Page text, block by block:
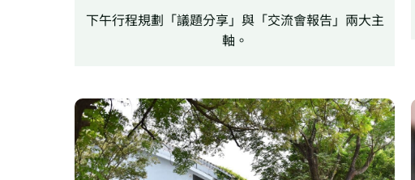
下午行程規劃「議題分享」與「交流會報告」兩大主
軸。